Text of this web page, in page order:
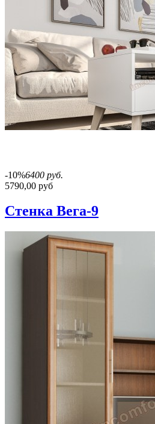
-10%6400 руб.
5790,00 руб
Стенка Вега-9